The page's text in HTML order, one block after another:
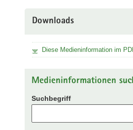
Downloads
Diese Medieninformation im
Medieninformationen
Suchbegriff